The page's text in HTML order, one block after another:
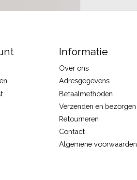
Informatie
Over ons
Adresgegevens
Betaalmethoden
Verzenden en bezorgen
Retourneren
Contact
Algemene voorwaarden